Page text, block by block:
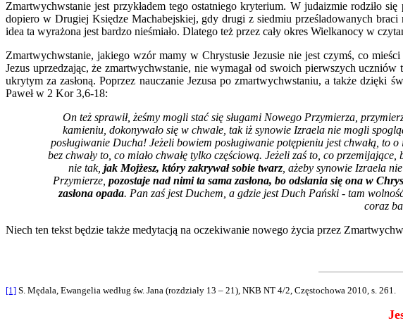
Zmartwychwstanie jest przykładem tego ostatniego kryterium. W judaizmie rodziło
dopiero w Drugiej Księdze Machabejskiej, gdy drugi z siedmiu prześladowanych
idea ta wyrażona jest bardzo nieśmiało. Dlatego też przez cały okres Wielkanocy w
Zmartwychwstanie, jakiego wzór mamy w Chrystusie Jezusie nie jest czymś, co
Jezus uprzedzając, że zmartwychwstanie, nie wymagał od swoich pierwszych
ukrytym za zasłoną. Poprzez nauczanie Jezusa po zmartwychwstaniu, a także dzięki
Paweł w 2 Kor 3,6-18:
On też sprawił, żeśmy mogli stać się sługami Nowego Przymierza,
kamieniu, dokonywało się w chwale, tak iż synowie Izraela nie mogli
posługiwanie Ducha! Jeżeli bowiem posługiwanie potępieniu jest chwałą, to
bez chwały to, co miało chwałę tylko częściową. Jeżeli zaś to, co
nie tak, jak Mojżesz, który zakrywał sobie twarz, ażeby synowie Izraela
Przymierze, pozostaje nad nimi ta sama zasłona, bo odsłania się ona w
zasłona opada. Pan zaś jest Duchem, a gdzie jest Duch Pański - tam
coraz
Niech ten tekst będzie także medytacją na oczekiwanie nowego życia przez
[1] S. Mędala, Ewangelia według św. Jana (rozdziały 13 – 21), NKB NT 4/2, Częstochowa 2010, s. 261.